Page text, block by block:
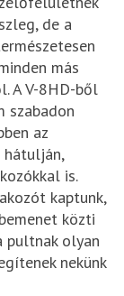
de a
más
A V-8HD-ből
szabadon
az
is.
kaptunk,
közti
pultnak olyan
nekünk